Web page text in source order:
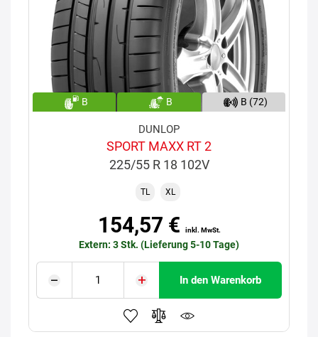
B B B (72)
DUNLOP
SPORT MAXX RT 2
225/55 R 18 102V
TL XL
154,57 € inkl. MwSt.
Extern: 3 Stk. (Lieferung 5-10 Tage)
In den Warenkorb